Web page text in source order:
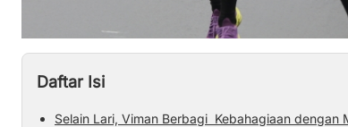
Daftar Isi
Selain Lari, Viman Berbagi Kebahagiaan dengan